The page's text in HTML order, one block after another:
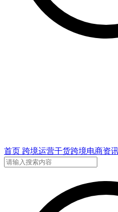
首页 跨境运营干货跨境电商资